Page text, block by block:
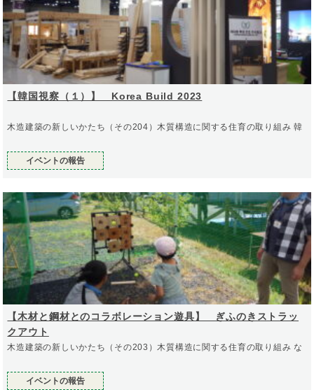
【韓国視察（１）】 Korea Build 2023
木造建築の新しいかたち（その204）木質構造に関する住育の取り組み 韓
イベントの報告
【木材と鋼材とのコラボレーション遊具】 ぎふのきストラッ
クアウト
木造建築の新しいかたち（その203）木質構造に関する住育の取り組み な
イベントの報告